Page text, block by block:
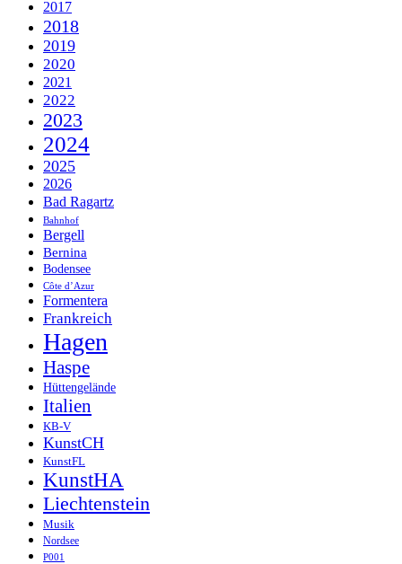
2017
2018
2019
2020
2021
2022
2023
2024
2025
2026
Bad Ragartz
Bahnhof
Bergell
Bernina
Bodensee
Côte d’Azur
Formentera
Frankreich
Hagen
Haspe
Hüttengelände
Italien
KB-V
KunstCH
KunstFL
KunstHA
Liechtenstein
Musik
Nordsee
P001